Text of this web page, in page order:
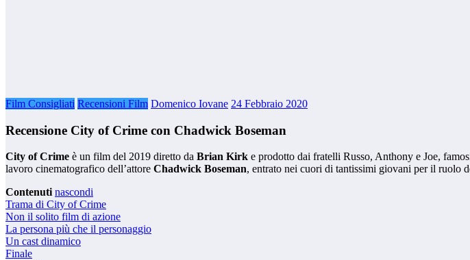
Film Consigliati Recensioni Film Domenico Iovane 24 Febbraio 2020
Recensione City of Crime con Chadwick Boseman
City of Crime è un film del 2019 diretto da Brian Kirk e prodotto dai fratelli Russo, Anthony e Joe,
lavoro cinematografico dell’attore Chadwick Boseman, entrato nei cuori di tantissimi giovani per il ruolo
Contenuti nascondi
Trama di City of Crime
Non il solito film di azione
La persona più che il personaggio
Un cast dinamico
Finale